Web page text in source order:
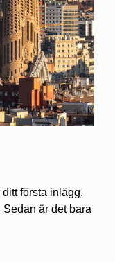
första inlägg.
är det bara